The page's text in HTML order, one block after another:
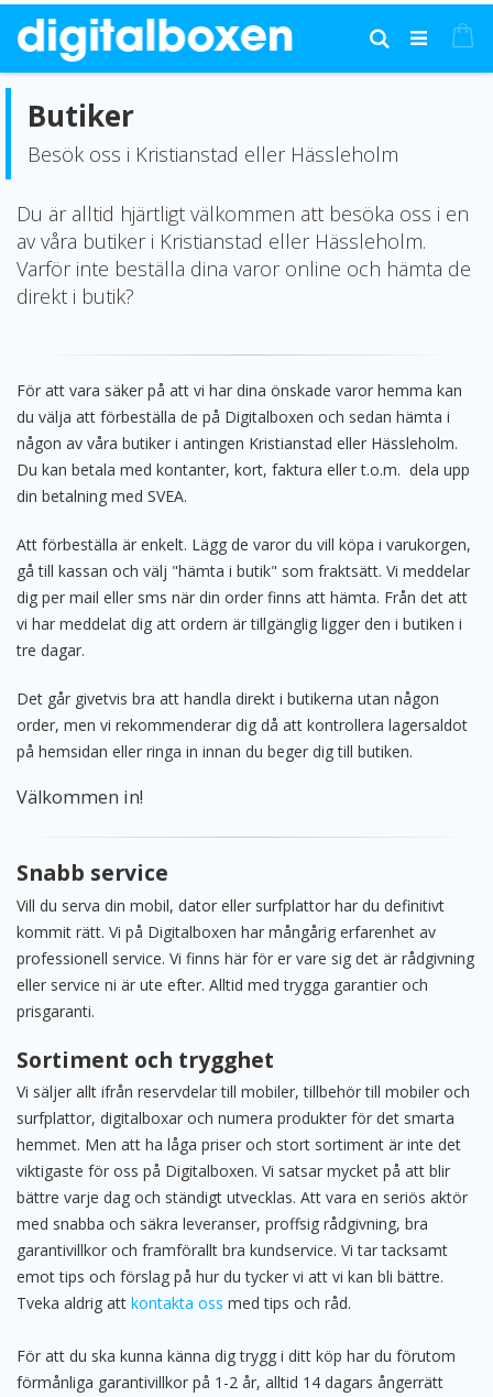
till
innehållet
Sök
Butiker
Besök oss i Kristianstad eller Hässleholm
Du är alltid hjärtligt välkommen att besöka oss i en
av våra butiker i Kristianstad eller Hässleholm.
Varför inte beställa dina varor online och hämta de
direkt i butik?
För att vara säker på att vi har dina önskade varor hemma kan
du välja att förbeställa de på Digitalboxen och sedan hämta i
någon av våra butiker i antingen Kristianstad eller Hässleholm.
Du kan betala med kontanter, kort, faktura eller t.o.m. dela upp
din betalning med SVEA.
Att förbeställa är enkelt. Lägg de varor du vill köpa i varukorgen,
gå till kassan och välj "hämta i butik" som fraktsätt. Vi meddelar
dig per mail eller sms när din order finns att hämta. Från det att
vi har meddelat dig att ordern är tillgänglig ligger den i butiken i
tre dagar.
Det går givetvis bra att handla direkt i butikerna utan någon
order, men vi rekommenderar dig då att kontrollera lagersaldot
på hemsidan eller ringa in innan du beger dig till butiken.
Välkommen in!
Snabb service
Vill du serva din mobil, dator eller surfplattor har du definitivt
kommit rätt. Vi på Digitalboxen har mångårig erfarenhet av
professionell service. Vi finns här för er vare sig det är rådgivning
eller service ni är ute efter. Alltid med trygga garantier och
prisgaranti.
Sortiment och trygghet
Vi säljer allt ifrån reservdelar till mobiler, tillbehör till mobiler och
surfplattor, digitalboxar och numera produkter för det smarta
hemmet. Men att ha låga priser och stort sortiment är inte det
viktigaste för oss på Digitalboxen. Vi satsar mycket på att blir
bättre varje dag och ständigt utvecklas. Att vara en seriös aktör
med snabba och säkra leveranser, proffsig rådgivning, bra
garantivillkor och framförallt bra kundservice. Vi tar tacksamt
emot tips och förslag på hur du tycker vi att vi kan bli bättre.
Tveka aldrig att kontakta oss med tips och råd.
För att du ska kunna känna dig trygg i ditt köp har du förutom
förmånliga garantivillkor på 1-2 år, alltid 14 dagars ångerrätt